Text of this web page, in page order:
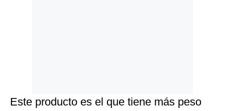
Este producto es el que tiene más peso